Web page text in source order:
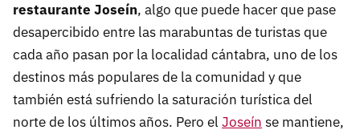
restaurante Joseín, algo que puede hacer que pase
desapercibido entre las marabuntas de turistas que
cada año pasan por la localidad cántabra, uno de los
destinos más populares de la comunidad y que
también está sufriendo la saturación turística del
norte de los últimos años. Pero el Joseín se mantiene,